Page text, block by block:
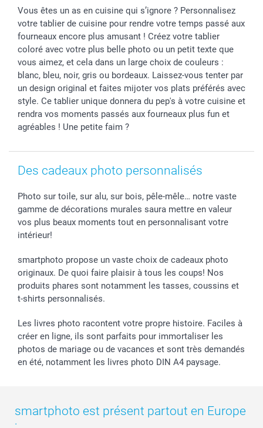
Chèque Cadeau
Investor Relations
B2B smartbusiness
Droit de rétractation
Mariage
Fête d'anniversaire
Collection naissance
Tous les évènements
Modes de Paiement
Identifiez-vous
Plan du site
Statut de ma commande
smarfriends
smartgarantie
smartbonus
Vous êtes un as en cuisine qui s’ignore ? Personnalisez
votre tablier de cuisine pour rendre votre temps passé aux
fourneaux encore plus amusant ! Créez votre tablier
coloré avec votre plus belle photo ou un petit texte que
vous aimez, et cela dans un large choix de couleurs :
blanc, bleu, noir, gris ou bordeaux. Laissez-vous tenter par
un design original et faites mijoter vos plats préférés avec
style. Ce tablier unique donnera du pep's à votre cuisine et
rendra vos moments passés aux fourneaux plus fun et
agréables ! Une petite faim ?
Des cadeaux photo personnalisés
Photo sur toile, sur alu, sur bois, pêle-mêle… notre vaste
gamme de décorations murales saura mettre en valeur
vos plus beaux moments tout en personnalisant votre
intérieur!
smartphoto propose un vaste choix de cadeaux photo
originaux. De quoi faire plaisir à tous les coups! Nos
produits phares sont notamment les tasses, coussins et
t-shirts personnalisés.
Les livres photo racontent votre propre histoire. Faciles à
créer en ligne, ils sont parfaits pour immortaliser les
photos de mariage ou de vacances et sont très demandés
en été, notamment les livres photo DIN A4 paysage.
smartphoto est présent partout en Europe